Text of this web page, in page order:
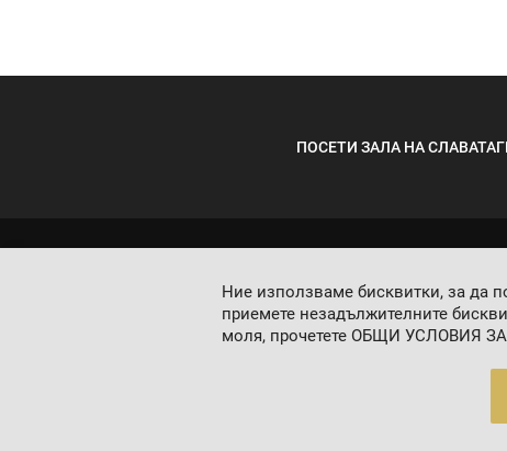
ПОСЕТИ ЗАЛА НА СЛАВАТА
Ние използваме бисквитки, за да
приемете незадължителните
моля, прочетете ОБЩИ УСЛОВИЯ